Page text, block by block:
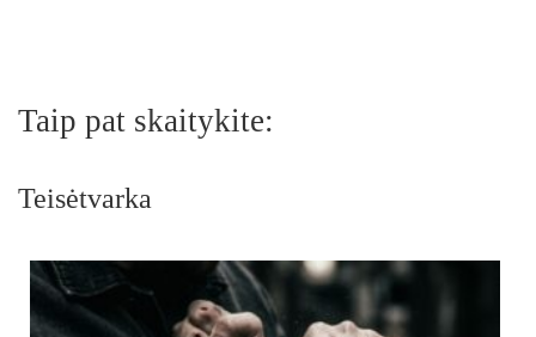
Taip pat skaitykite:
Teisėtvarka